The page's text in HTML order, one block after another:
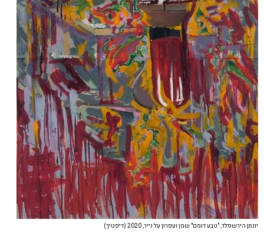
יונתן הירשפלד, "טבע דומם" שמן ועפרון על נייר, 2020 (דיפטיך)